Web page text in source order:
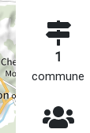
1
commune